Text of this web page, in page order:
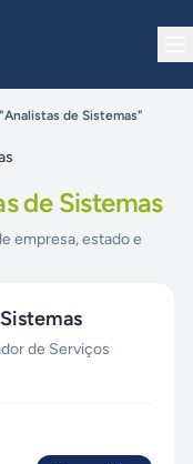
de Sistemas"
de Sistemas
empresa, estado e
de Serviços